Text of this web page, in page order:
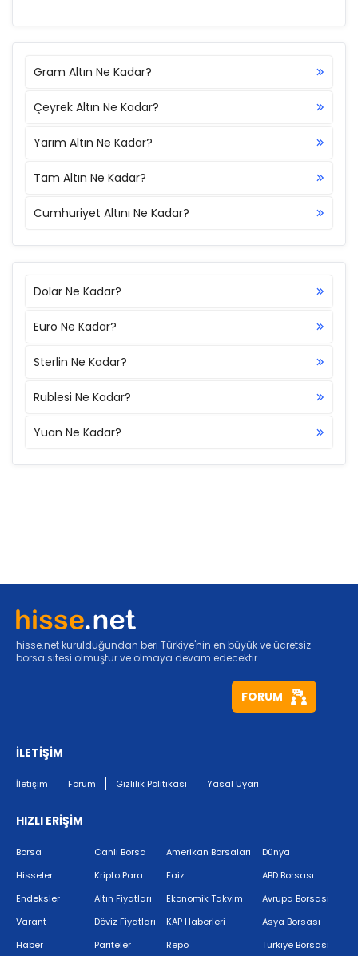
Gram Altın Ne Kadar?
Çeyrek Altın Ne Kadar?
Yarım Altın Ne Kadar?
Tam Altın Ne Kadar?
Cumhuriyet Altını Ne Kadar?
Dolar Ne Kadar?
Euro Ne Kadar?
Sterlin Ne Kadar?
Rublesi Ne Kadar?
Yuan Ne Kadar?
hisse.net kurulduğundan beri Türkiye'nin en büyük ve ücretsiz
borsa sitesi olmuştur ve olmaya devam edecektir.
FORUM
İLETİŞİM
İletişim Forum Gizlilik Politikası Yasal Uyarı
HIZLI ERİŞİM
Borsa
Hisseler
Endeksler
Varant
Haber
Canlı Borsa
Kripto Para
Altın Fiyatları
Döviz Fiyatları
Pariteler
Amerikan Borsaları
Faiz
Ekonomik Takvim
KAP Haberleri
Repo
Dünya
ABD Borsası
Avrupa Borsası
Asya Borsası
Türkiye Borsası